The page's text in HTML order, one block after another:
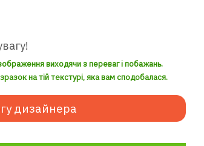
виходячи з переваг і побажань.
на тій текстурі, яка вам сподобалася.
дизайнера